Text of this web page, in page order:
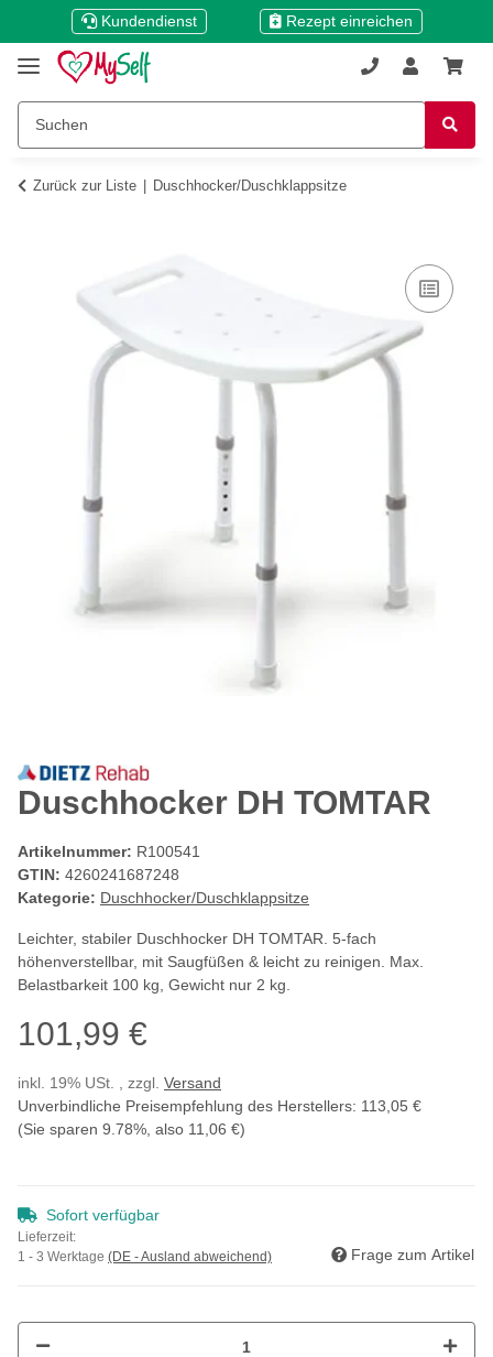
Kundendienst Rezept einreichen
Zurück zur Liste Duschhocker/Duschklappsitze
Duschhocker DH TOMTAR
Artikelnummer: R100541
GTIN: 4260241687248
Kategorie: Duschhocker/Duschklappsitze
Leichter, stabiler Duschhocker DH TOMTAR. 5-fach
höhenverstellbar, mit Saugfüßen & leicht zu reinigen. Max.
Belastbarkeit 100 kg, Gewicht nur 2 kg.
101,99 €
inkl. 19% USt. , zzgl. Versand
Unverbindliche Preisempfehlung des Herstellers: 113,05 €
(Sie sparen 9.78% , also 11,06 €)
Sofort verfügbar
Lieferzeit:
1 - 3 Werktage (DE - Ausland abweichend) Frage zum Artikel